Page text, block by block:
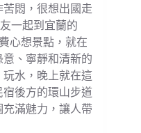
悶，很想出國走
一起到宜蘭的
心想景點，就在
、寧靜和清新的
水，晚上就在這
後方的環山步道
滿魅力，讓人帶